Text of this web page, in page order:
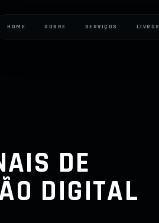
HOME SOBRE SERVIÇOS LIVROS
DE
DIGITAL